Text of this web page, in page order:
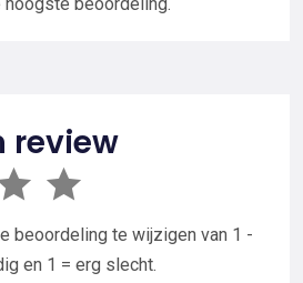
review
beoordeling te wijzigen van 1 -
en 1 = erg slecht.